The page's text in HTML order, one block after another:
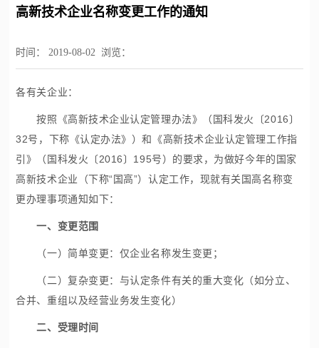
高新技术企业名称变更工作的通知
时间： 2019-08-02 浏览：
各有关企业：
按照《高新技术企业认定管理办法》（国科发火〔2016〕
32号，下称《认定办法》）和《高新技术企业认定管理工作指
引》（国科发火〔2016〕195号）的要求，为做好今年的国家
高新技术企业（下称“国高”）认定工作，现就有关国高名称变
更办理事项通知如下：
一、变更范围
（一）简单变更：仅企业名称发生变更；
（二）复杂变更：与认定条件有关的重大变化（如分立、
合并、重组以及经营业务发生变化）
二、受理时间